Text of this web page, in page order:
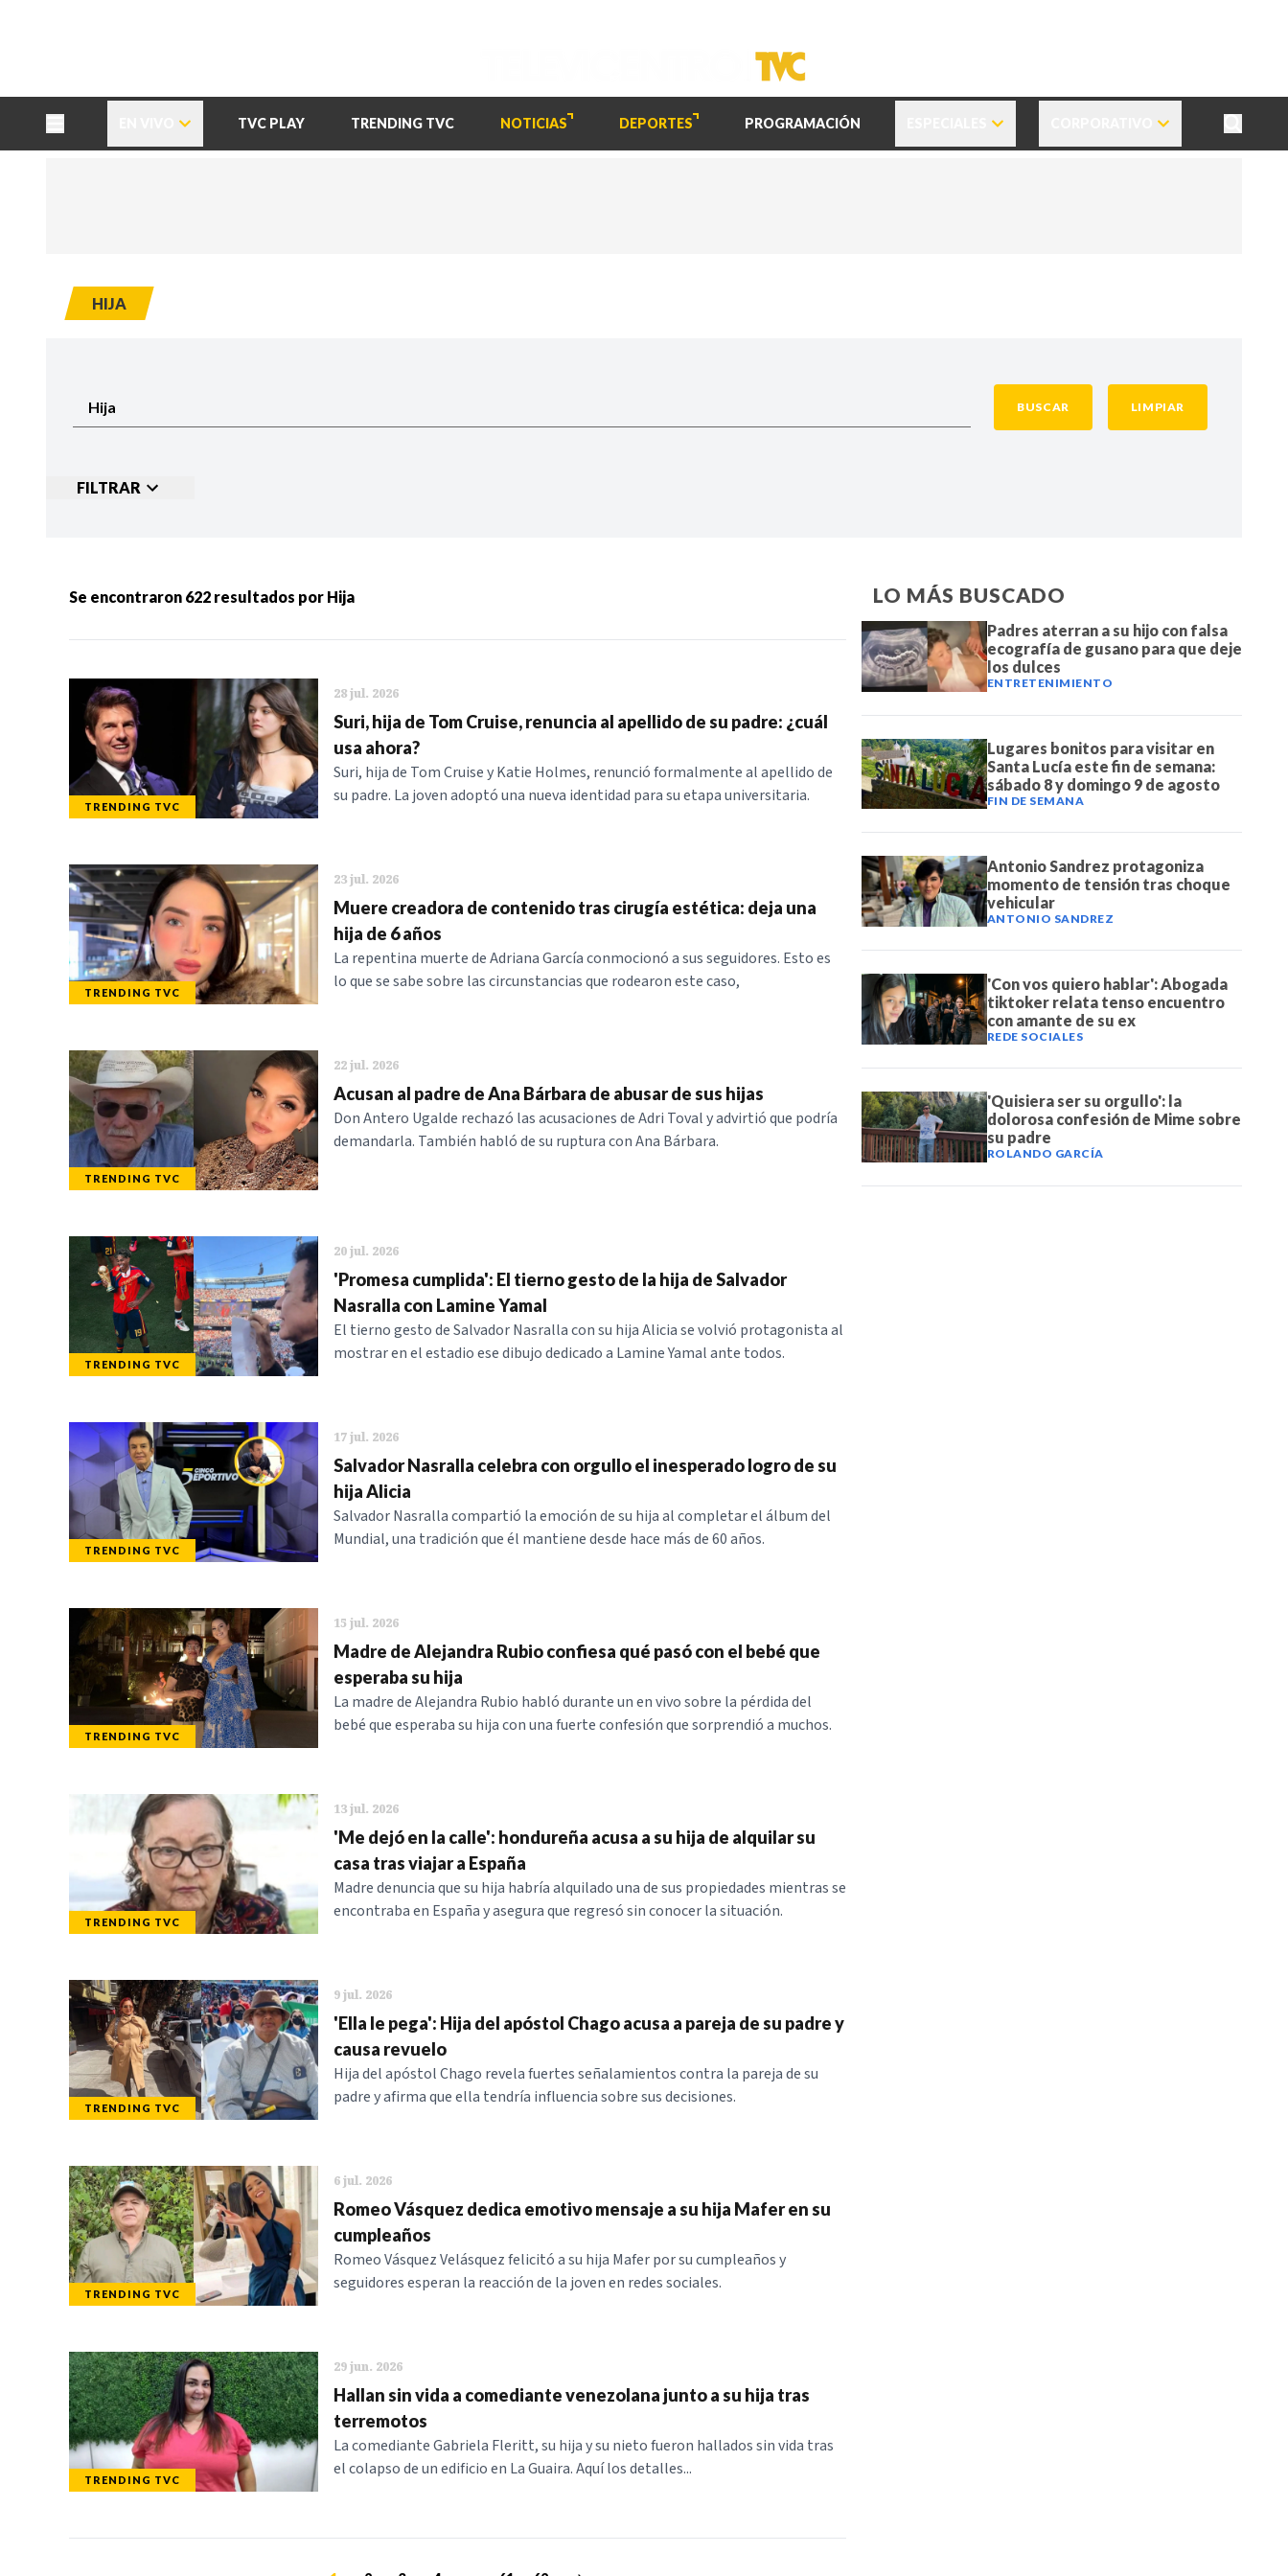
TVC PLAY TRENDING TVC NOTICIAS DEPORTES PROGRAMACIÓN
HIJA
BUSCAR LIMPIAR
FILTRAR
Categorias: NOTICIAS SERIES
Se encontraron 622 resultados por Hija
TRENDING TVC
28 jul. 2026
Suri, hija de Tom Cruise, renuncia al apellido de su padre: ¿cuál
usa ahora?
Suri, hija de Tom Cruise y Katie Holmes, renunció formalmente al apellido de
su padre. La joven adoptó una nueva identidad para su etapa universitaria.
TRENDING TVC
23 jul. 2026
Muere creadora de contenido tras cirugía estética: deja una
hija de 6 años
La repentina muerte de Adriana García conmocionó a sus seguidores. Esto es
lo que se sabe sobre las circunstancias que rodearon este caso,
TRENDING TVC
22 jul. 2026
Acusan al padre de Ana Bárbara de abusar de sus hijas
Don Antero Ugalde rechazó las acusaciones de Adri Toval y advirtió que podría
demandarla. También habló de su ruptura con Ana Bárbara.
TRENDING TVC
20 jul. 2026
'Promesa cumplida': El tierno gesto de la hija de Salvador
Nasralla con Lamine Yamal
El tierno gesto de Salvador Nasralla con su hija Alicia se volvió protagonista al
mostrar en el estadio ese dibujo dedicado a Lamine Yamal ante todos.
TRENDING TVC
17 jul. 2026
Salvador Nasralla celebra con orgullo el inesperado logro de su
hija Alicia
Salvador Nasralla compartió la emoción de su hija al completar el álbum del
Mundial, una tradición que él mantiene desde hace más de 60 años.
TRENDING TVC
15 jul. 2026
Madre de Alejandra Rubio confiesa qué pasó con el bebé que
esperaba su hija
La madre de Alejandra Rubio habló durante un en vivo sobre la pérdida del
bebé que esperaba su hija con una fuerte confesión que sorprendió a muchos.
TRENDING TVC
13 jul. 2026
'Me dejó en la calle': hondureña acusa a su hija de alquilar su
casa tras viajar a España
Madre denuncia que su hija habría alquilado una de sus propiedades mientras se
encontraba en España y asegura que regresó sin conocer la situación.
TRENDING TVC
9 jul. 2026
'Ella le pega': Hija del apóstol Chago acusa a pareja de su padre y
causa revuelo
Hija del apóstol Chago revela fuertes señalamientos contra la pareja de su
padre y afirma que ella tendría influencia sobre sus decisiones.
TRENDING TVC
6 jul. 2026
Romeo Vásquez dedica emotivo mensaje a su hija Mafer en su
cumpleaños
Romeo Vásquez Velásquez felicitó a su hija Mafer por su cumpleaños y
seguidores esperan la reacción de la joven en redes sociales.
TRENDING TVC
29 jun. 2026
Hallan sin vida a comediante venezolana junto a su hija tras
terremotos
La comediante Gabriela Fleritt, su hija y su nieto fueron hallados sin vida tras
el colapso de un edificio en La Guaira. Aquí los detalles...
LO MÁS BUSCADO
Padres aterran a su hijo con falsa
ecografía de gusano para que deje
los dulces
ENTRETENIMIENTO
Lugares bonitos para visitar en
Santa Lucía este fin de semana:
sábado 8 y domingo 9 de agosto
FIN DE SEMANA
Antonio Sandrez protagoniza
momento de tensión tras choque
vehicular
ANTONIO SANDREZ
'Con vos quiero hablar': Abogada
tiktoker relata tenso encuentro
con amante de su ex
REDE SOCIALES
'Quisiera ser su orgullo': la
dolorosa confesión de Mime sobre
su padre
ROLANDO GARCÍA